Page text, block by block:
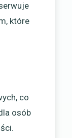
które
co
osób